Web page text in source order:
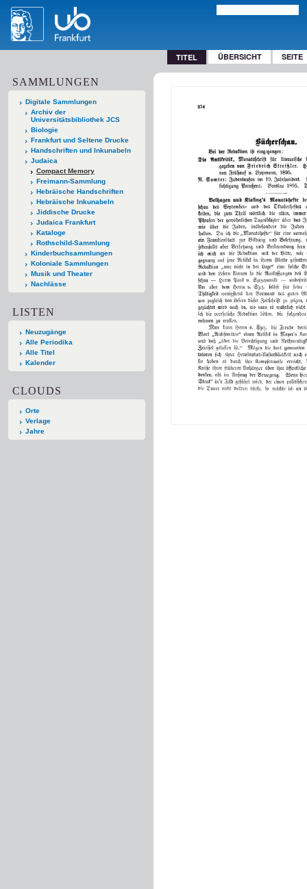
TITEL ÜBERSICHT SEITE
SAMMLUNGEN
Digitale Sammlungen
Archiv der
Universitätsbibliothek JCS
Biologie
Frankfurt und Seltene Drucke
Handschriften und Inkunabeln
Judaica
Compact Memory
Freimann-Sammlung
Hebräische Handschriften
Hebräische Inkunabeln
Jiddische Drucke
Judaica Frankfurt
Kataloge
Rothschild-Sammlung
Kinderbuchsammlungen
Koloniale Sammlungen
Musik und Theater
Nachlässe
LISTEN
Neuzugänge
Alle Periodika
Alle Titel
Kalender
CLOUDS
Orte
Verlage
Jahre